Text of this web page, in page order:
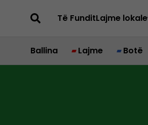
Të FunditLajme lokale
Ballina Lajme Botë